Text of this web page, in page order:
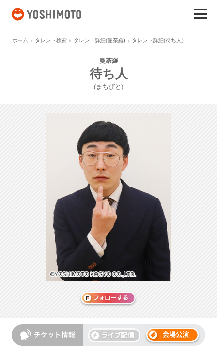
ホーム タレント検索 タレント詳細(曼荼羅) タレント詳細(待ち人)
曼荼羅
待ち人
(まちびと)